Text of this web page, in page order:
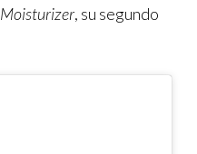
Moisturizer, su segundo